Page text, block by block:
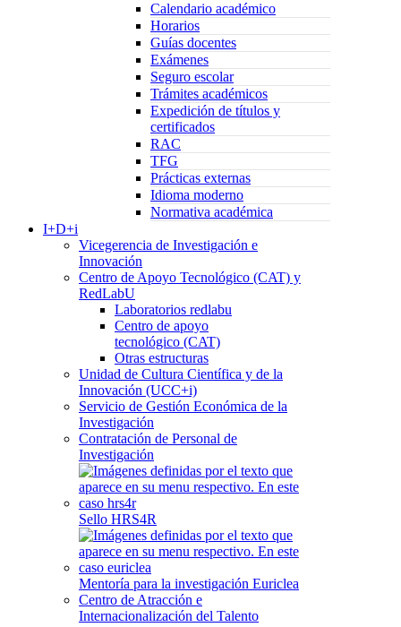
Calendario académico
Horarios
Guías docentes
Exámenes
Seguro escolar
Trámites académicos
Expedición de títulos y
certificados
RAC
TFG
Prácticas externas
Idioma moderno
Normativa académica
I+D+i
Vicegerencia de Investigación e
Innovación
Centro de Apoyo Tecnológico (CAT) y
RedLabU
Laboratorios redlabu
Centro de apoyo
tecnológico (CAT)
Otras estructuras
Unidad de Cultura Científica y de la
Innovación (UCC+i)
Servicio de Gestión Económica de la
Investigación
Contratación de Personal de
Investigación
Sello HRS4R
Mentoría para la investigación Euriclea
Centro de Atracción e
Internacionalización del Talento